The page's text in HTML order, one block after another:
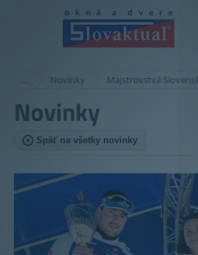
… Novinky Majstrovstvá
Novinky
Späť na všetky novinky